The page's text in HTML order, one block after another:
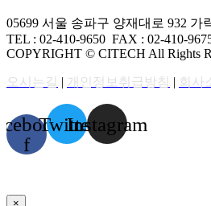
05699 서울 송파구 양재대로 932 가
TEL : 02-410-9650 FAX : 02-410-
COPYRIGHT © CITECH All Rights
오시는길 | 개인정보취급방침 | 회사
f
TwitterInstagram
×